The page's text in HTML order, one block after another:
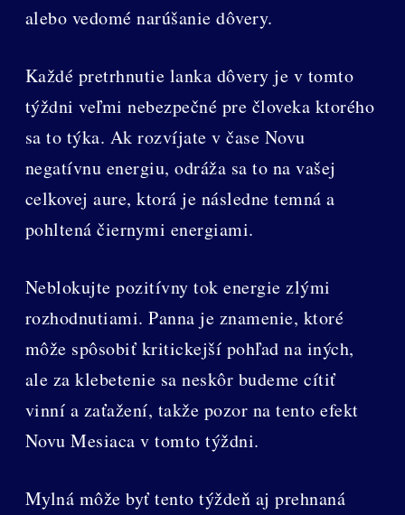
alebo vedomé narúšanie dôvery.
Každé pretrhnutie lanka dôvery je v tomto
týždni veľmi nebezpečné pre človeka ktorého
sa to týka. Ak rozvíjate v čase Novu
negatívnu energiu, odráža sa to na vašej
celkovej aure, ktorá je následne temná a
pohltená čiernymi energiami.
Neblokujte pozitívny tok energie zlými
rozhodnutiami. Panna je znamenie, ktoré
môže spôsobiť kritickejší pohľad na iných,
ale za klebetenie sa neskôr budeme cítiť
vinní a zaťažení, takže pozor na tento efekt
Novu Mesiaca v tomto týždni.
Mylná môže byť tento týždeň aj prehnaná